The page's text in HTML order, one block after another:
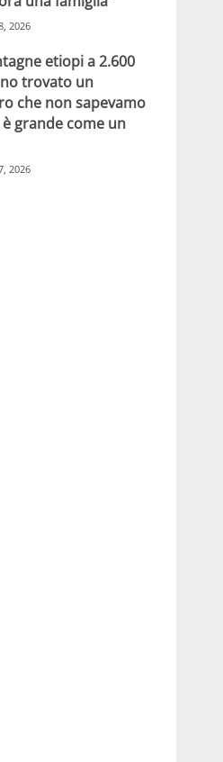
2026
etiopi a 2.600
trovato un
che non sapevamo
è grande come un
2026